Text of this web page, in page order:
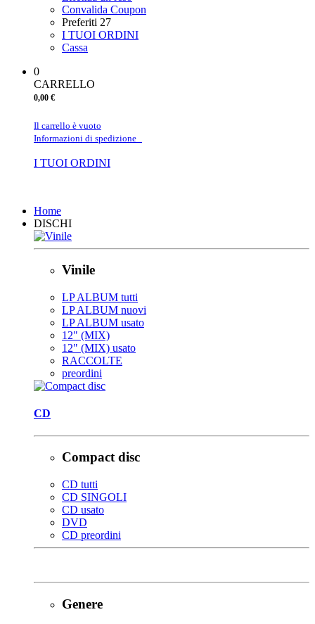
Convalida Coupon
Preferiti 27
I TUOI ORDINI
Cassa
0
CARRELLO
0,00 €
Il carrello è vuoto
Informazioni di spedizione
I TUOI ORDINI
Home
DISCHI
Vinile
LP ALBUM tutti
LP ALBUM nuovi
LP ALBUM usato
12" (MIX)
12" (MIX) usato
RACCOLTE
preordini
CD
Compact disc
CD tutti
CD SINGOLI
CD usato
DVD
CD preordini
Genere